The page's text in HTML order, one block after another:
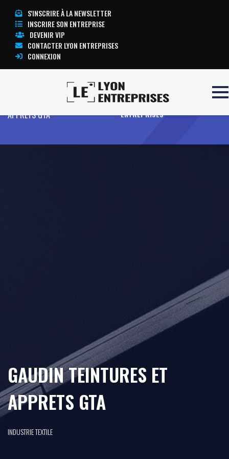
S'INSCRIRE À LA NEWSLETTER
INSCRIRE SON ENTREPRISE
DEVENIR VIP
CONTACTER LYON ENTREPRISES
CONNEXION
GAUDIN TEINTURES ET
APPRETS GTA
TOUTE L’ACTUALITÉ LYON
ENTREPRISES
GAUDIN TEINTURES ET
APPRETS GTA
INDUSTRIE TEXTILE